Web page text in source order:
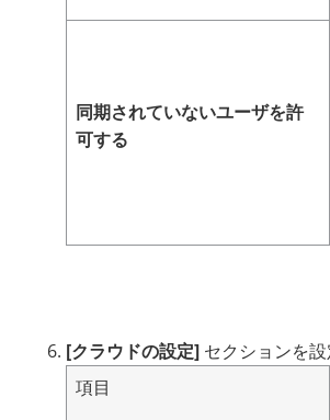
同期されていないユーザを許
可する
[クラウドの設定] セクションを設
項目